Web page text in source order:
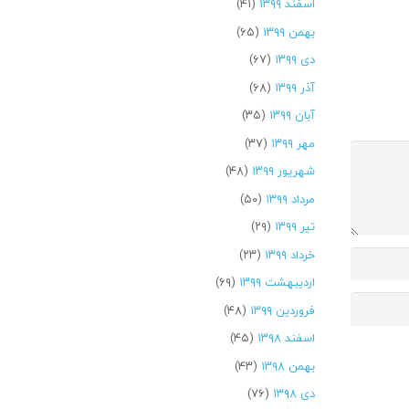
بهمن ۱۳۹۹
(۶۵)
دی ۱۳۹۹
(۶۷)
آذر ۱۳۹۹
(۶۸)
آبان ۱۳۹۹
(۳۵)
مهر ۱۳۹۹
(۳۷)
شهریور ۱۳۹۹
(۴۸)
مرداد ۱۳۹۹
(۵۰)
تیر ۱۳۹۹
(۲۹)
خرداد ۱۳۹۹
(۲۳)
اردیبهشت ۱۳۹۹
(۶۹)
فروردین ۱۳۹۹
(۴۸)
اسفند ۱۳۹۸
(۴۵)
بهمن ۱۳۹۸
(۴۳)
دی ۱۳۹۸
(۷۶)